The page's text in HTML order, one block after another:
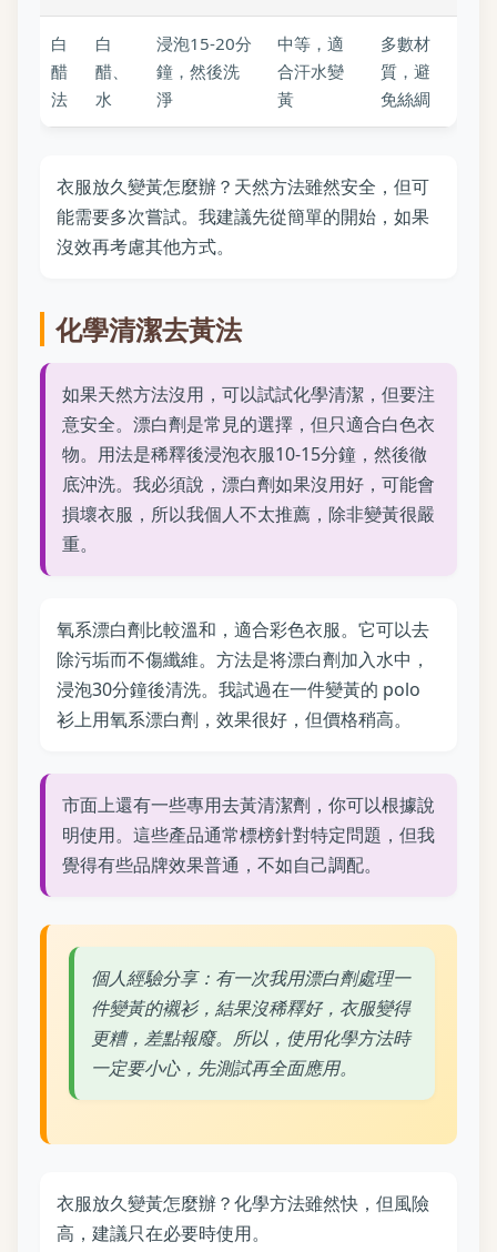
白
醋
法
白
醋、
水
浸泡15-20分
鐘，然後洗
淨
中等，適
合汗水變
黃
多數材
質，避
免絲綢
衣服放久變黃怎麼辦？天然方法雖然安全，但可
能需要多次嘗試。我建議先從簡單的開始，如果
沒效再考慮其他方式。
化學清潔去黃法
如果天然方法沒用，可以試試化學清潔，但要注
意安全。漂白劑是常見的選擇，但只適合白色衣
物。用法是稀釋後浸泡衣服10-15分鐘，然後徹
底沖洗。我必須說，漂白劑如果沒用好，可能會
損壞衣服，所以我個人不太推薦，除非變黃很嚴
重。
氧系漂白劑比較溫和，適合彩色衣服。它可以去
除污垢而不傷纖維。方法是将漂白劑加入水中，
浸泡30分鐘後清洗。我試過在一件變黃的 polo
衫上用氧系漂白劑，效果很好，但價格稍高。
市面上還有一些專用去黃清潔劑，你可以根據說
明使用。這些產品通常標榜針對特定問題，但我
覺得有些品牌效果普通，不如自己調配。
個人經驗分享：有一次我用漂白劑處理一
件變黃的襯衫，結果沒稀釋好，衣服變得
更糟，差點報廢。所以，使用化學方法時
一定要小心，先測試再全面應用。
衣服放久變黃怎麼辦？化學方法雖然快，但風險
高，建議只在必要時使用。